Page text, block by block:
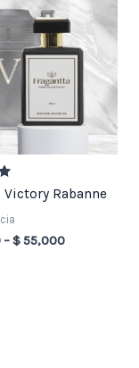
Rabanne
–$55,000
$ 25,000
through
$ 55,000